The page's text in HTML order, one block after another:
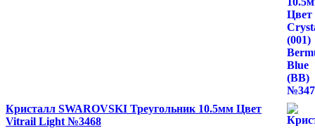
Кристалл SWAROVSKI Треугольник 10.5мм Цвет
Vitrail Light №3468